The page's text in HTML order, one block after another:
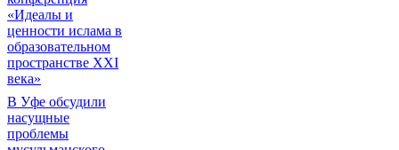
«Идеалы и
ценности ислама в
образовательном
пространстве XXI
века»
В Уфе обсудили
насущные
проблемы